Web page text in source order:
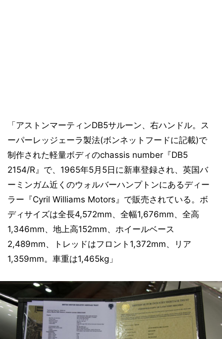
「アストンマーティンDB5サルーン、右ハンドル。ス
ーパーレッジェーラ製法(ボンネットフードに記載)で
制作された軽量ボディのchassis number『DB5
2154/R』で、1965年5月5日に新車登録され、英国バ
ーミンガム近くのウォルバーハンプトンにあるディー
ラー『Cyril Williams Motors』で販売されている。ボ
ディサイズは全長4,572mm、全幅1,676mm、全高
1,346mm、地上高152mm、ホイールベース
2,489mm、トレッドはフロント1,372mm、リア
1,359mm。車重は1,465kg」